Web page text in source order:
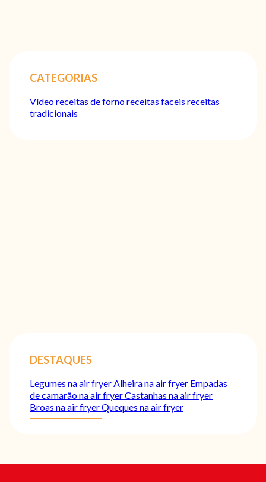
CATEGORIAS
Vídeoreceitas de fornoreceitas faceis receitas
tradicionais
DESTAQUES
Legumes na air fryerAlheira na air fryer Empadas
de camarão na air fryerCastanhas na air fryer
Broas na air fryerQueques na air fryer